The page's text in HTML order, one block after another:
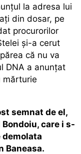
la adresa lui
din dosar, pe
procurorilor
şi-a cerut
că nu va
DNA a anunţat
mărturie
semnat de el,
care i s-
Baneasa.